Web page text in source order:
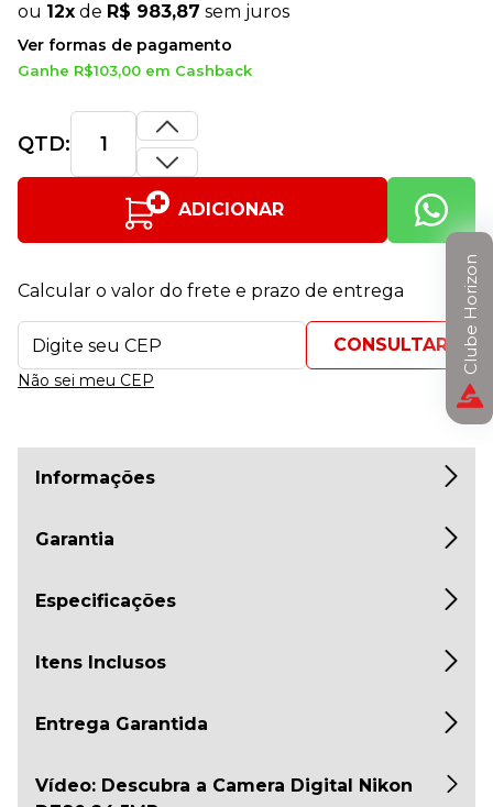
ou 12x de R$ 983,87 sem juros
Ver formas de pagamento
Ganhe R$103,00 em Cashback
QTD:
ADICIONAR
Calcular o valor do frete e prazo de entrega
Não sei meu CEP
Informações
Garantia
Especificações
Itens Inclusos
Entrega Garantida
Vídeo: Descubra a Camera Digital Nikon
Clube Horizon